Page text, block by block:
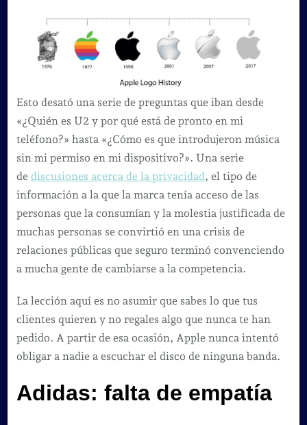
Esto desató una serie de preguntas que iban desde
«¿Quién es U2 y por qué está de pronto en mi
teléfono?» hasta «¿Cómo es que introdujeron música
sin mi permiso en mi dispositivo?». Una serie
de discusiones acerca de la privacidad, el tipo de
información a la que la marca tenía acceso de las
personas que la consumían y la molestia justificada de
muchas personas se convirtió en una crisis de
relaciones públicas que seguro terminó convenciendo
a mucha gente de cambiarse a la competencia.
La lección aquí es no asumir que sabes lo que tus
clientes quieren y no regales algo que nunca te han
pedido. A partir de esa ocasión, Apple nunca intentó
obligar a nadie a escuchar el disco de ninguna banda.
Adidas: falta de empatía